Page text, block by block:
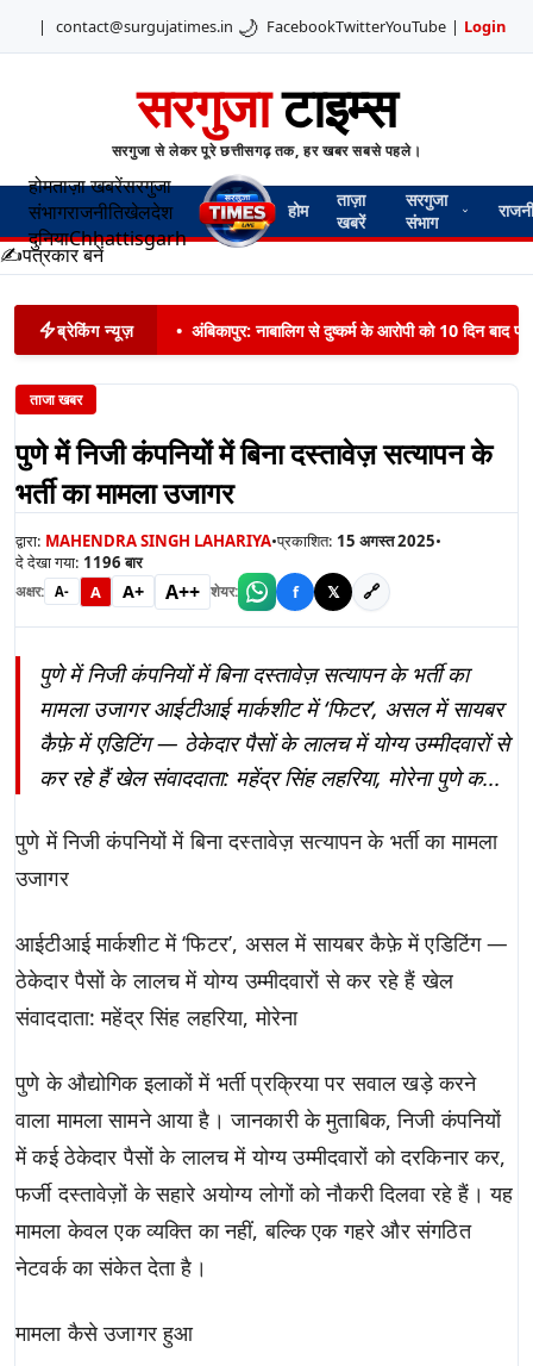
| contact@surgujatimes.in 🌙 FacebookTwitterYouTube | Login
सरगुजाटाइम्स
सरगुजा से लेकर पूरे छत्तीसगढ़ तक, हर खबर सबसे पहले।
होमताज़ा खबरेंसरगुजा
संभागराजनीतिखेलदेश
दुनियाChhattisgarh
होम
ताज़ा
खबरें
सरगुजा
संभाग
✍️पत्रकार बनें
ब्रेकिंग न्यूज़ • अंबिकापुर: नाबालिग से दुष्कर्म के आरोपी को 10 दिन बाद
ताजा खबर
पुणे में निजी कंपनियों में बिना दस्तावेज़ सत्यापन के
भर्ती का मामला उजागर
द्वारा: MAHENDRA SINGH LAHARIYA•प्रकाशित: 15 अगस्त 2025•
दे देखा गया: 1196बार
अक्षर: A- A A+ A++ शेयर: f 𝕏 🔗
पुणे में निजी कंपनियों में बिना दस्तावेज़ सत्यापन के भर्ती का
मामला उजागर आईटीआई मार्कशीट में ‘फिटर’, असल में सायबर
कैफ़े में एडिटिंग — ठेकेदार पैसों के लालच में योग्य उम्मीदवारों से
कर रहे हैं खेल संवाददाता: महेंद्र सिंह लहरिया, मोरेना पुणे क...
पुणे में निजी कंपनियों में बिना दस्तावेज़ सत्यापन के भर्ती का मामला
उजागर
आईटीआई मार्कशीट में ‘फिटर’, असल में सायबर कैफ़े में एडिटिंग —
ठेकेदार पैसों के लालच में योग्य उम्मीदवारों से कर रहे हैं खेल
संवाददाता: महेंद्र सिंह लहरिया, मोरेना
पुणे के औद्योगिक इलाकों में भर्ती प्रक्रिया पर सवाल खड़े करने
वाला मामला सामने आया है। जानकारी के मुताबिक, निजी कंपनियों
में कई ठेकेदार पैसों के लालच में योग्य उम्मीदवारों को दरकिनार कर,
फर्जी दस्तावेज़ों के सहारे अयोग्य लोगों को नौकरी दिलवा रहे हैं। यह
मामला केवल एक व्यक्ति का नहीं, बल्कि एक गहरे और संगठित
नेटवर्क का संकेत देता है।
मामला कैसे उजागर हुआ